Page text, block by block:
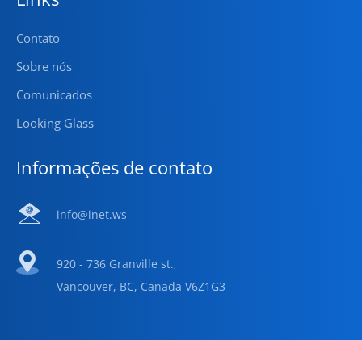
Contato
Sobre nós
Comunicados
Looking Glass
Informações de contato
info@inet.ws
920 - 736 Granville st.,
Vancouver, BC, Canada V6Z1G3